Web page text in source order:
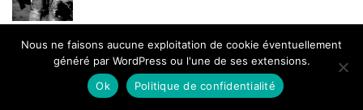
Futur technicolor, une série de Benjamin Barda
10k views
Nous ne faisons aucune exploitation de cookie éventuellement
généré par WordPress ou l'une de ses extensions.
Ok
Politique de confidentialité